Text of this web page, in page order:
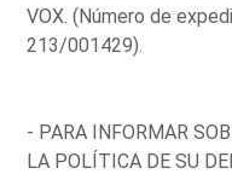
VOX. (Número de
213/001429).
- PARA INFORMAR
LA POLÍTICA DE SU